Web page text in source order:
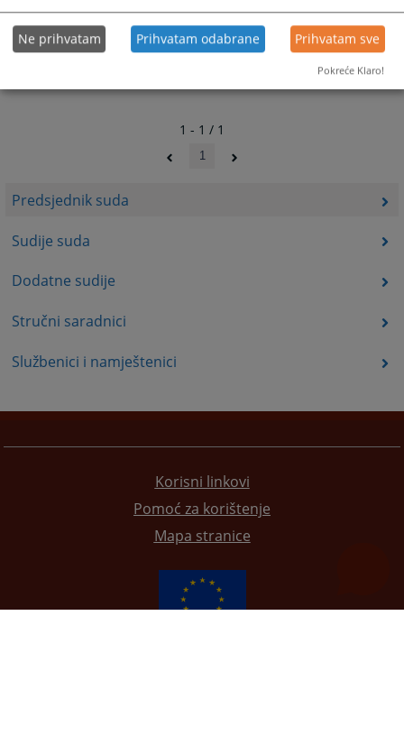
Predsjednik suda
Sudije suda
Dodatne sudije
Stručni saradnici
Službenici i namještenici
1 - 1 / 1
1
Korisni linkovi
Pomoć za korištenje
Mapa stranice
Ne prihvatam Prihvatam odabrane Prihvatam sve
Pokreće Klaro!